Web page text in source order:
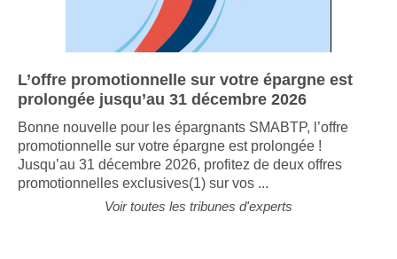
L’offre promotionnelle sur votre épargne est
prolongée jusqu’au 31 décembre 2026
Bonne nouvelle pour les épargnants SMABTP, l’offre
promotionnelle sur votre épargne est prolongée !
Jusqu’au 31 décembre 2026, profitez de deux offres
promotionnelles exclusives(1) sur vos ...
Voir toutes les tribunes d'experts